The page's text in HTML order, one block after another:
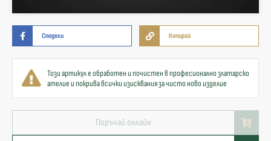
Сподели Копирай
Този артикул е обработен и почистен в професионално златарско
ателие и покрива всички изисквания за чисто ново изделие
Поръчай онлайн